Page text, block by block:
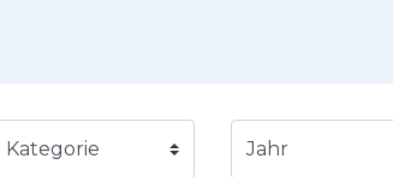
Kategorie Jahr